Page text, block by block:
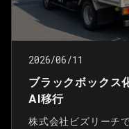
2026/06/11
ブラックボックス
AI移行
株式会社ビズリーチ